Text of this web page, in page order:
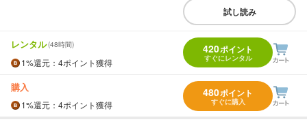
試し読み
レンタル(48時間)
1%還元 ：4ポイント獲得
420ポイント
すぐにレンタル
購入
1%還元 ：4ポイント獲得
480ポイント
すぐに購入